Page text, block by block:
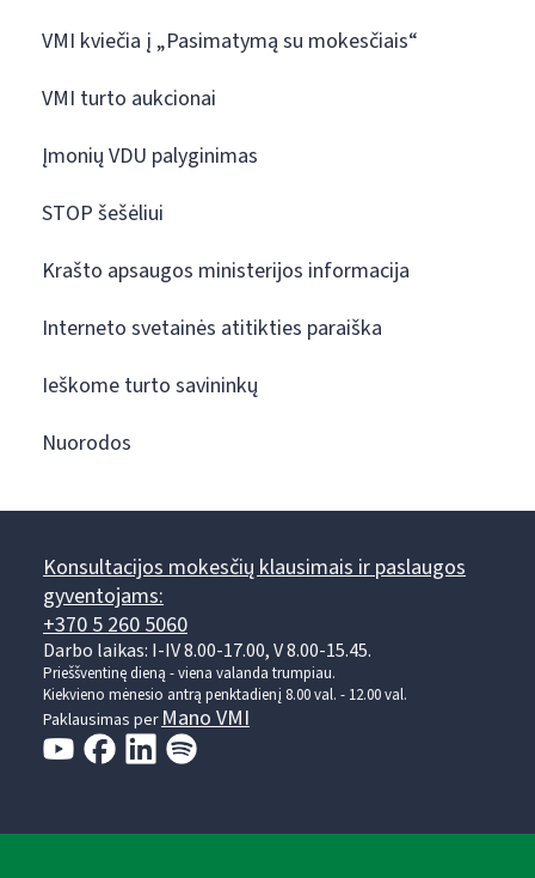
VMI kviečia į „Pasimatymą su mokesčiais“
VMI turto aukcionai
Įmonių VDU palyginimas
STOP šešėliui
Krašto apsaugos ministerijos informacija
Interneto svetainės atitikties paraiška
Ieškome turto savininkų
Nuorodos
Konsultacijos mokesčių klausimais ir paslaugos
gyventojams:
+370 5 260 5060
Darbo laikas: I-IV 8.00-17.00, V 8.00-15.45.
Prieššventinę dieną - viena valanda trumpiau.
Kiekvieno mėnesio antrą penktadienį 8.00 val. - 12.00 val.
Paklausimas perMano VMI